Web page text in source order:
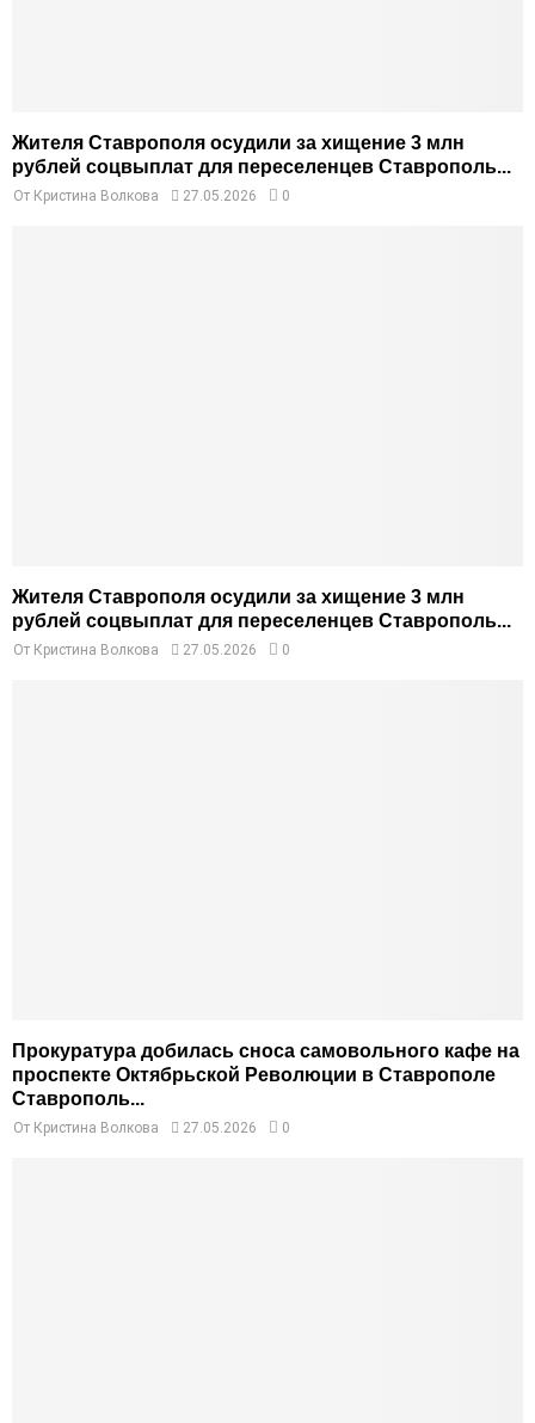
Жителя Ставрополя осудили за хищение 3 млн
рублей соцвыплат для переселенцев Ставрополь...
От Кристина Волкова 27.05.2026 0
Жителя Ставрополя осудили за хищение 3 млн
рублей соцвыплат для переселенцев Ставрополь...
От Кристина Волкова 27.05.2026 0
Прокуратура добилась сноса самовольного кафе на
проспекте Октябрьской Революции в Ставрополе
Ставрополь...
От Кристина Волкова 27.05.2026 0